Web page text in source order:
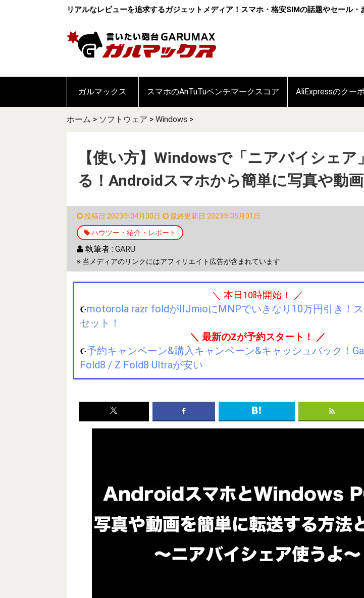
リアルなレビューを追求するガジェットメディア！スマホ・格安SIMの話題やセール・
ガルマックス スマホのAnTuTuベンチマークスコア AliExpressのクー
ホーム > ソフトウェア > Windows >
【使い方】Windowsで「ニアバイシェア
る！Androidスマホから簡単に写真や動画
投稿日:2023年04月30日 最終更新日:2023年05月01日
ハウツー・紹介・レポート
執筆者 : GARU
※ 当メディアのリンクにはアフィリエイト広告が含まれています
＼ 本日10時開始！ ／
☪️motorola razr foldがIIJmioにMNPでいきなり10万円引き！
セット！
＼ 最新のZが予約スタート！ ／
☪️予約キャンペーン&購入キャンペーン&キャッシュバック！
Fold8 / Z Fold8 Ultraが安い